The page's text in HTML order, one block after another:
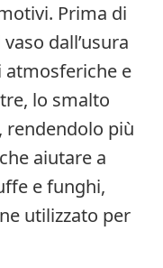
Prima di
dall’usura
atmosferiche e
lo smalto
rendendolo più
aiutare a
e funghi,
utilizzato per